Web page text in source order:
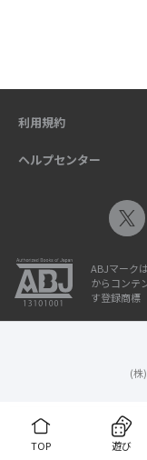
TOP 遊び
利用規約
ヘルプセンター
ABJマーク
からコンテ
す登録商標
(株